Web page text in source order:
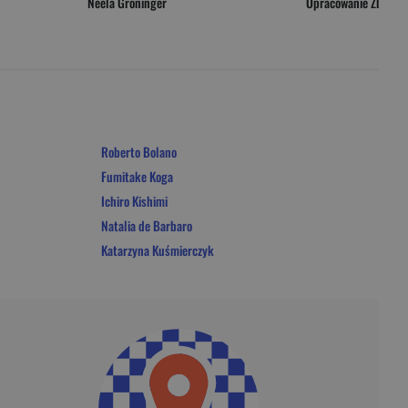
Roberto Bolano
Fumitake Koga
Ichiro Kishimi
Natalia de Barbaro
Katarzyna Kuśmierczyk